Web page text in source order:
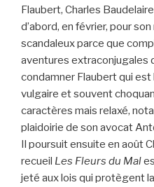
Flaubert, Charles
d’abord, en février, pour son
scandaleux parce que
aventures extraconjugales
condamner Flaubert qui est
vulgaire et souvent
caractères mais relaxé,
plaidoirie de son avocat
Il poursuit ensuite en août
recueil Les Fleurs du Mal
jeté aux lois qui protègent